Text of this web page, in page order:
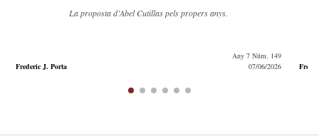
La proposta d’Abel Cutillas pels propers anys.
Frederic J. Porta
Any 7 Núm. 149
07/06/2026